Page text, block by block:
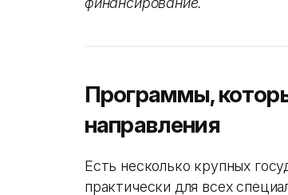
Программы,
направления
Есть несколько крупных
практически для всех